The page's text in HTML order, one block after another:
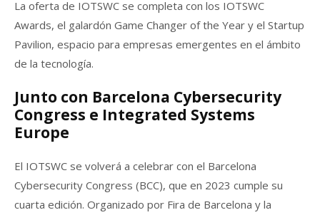
La oferta de IOTSWC se completa con los IOTSWC
Awards, el galardón Game Changer of the Year y el Startup
Pavilion, espacio para empresas emergentes en el ámbito
de la tecnología.
Junto con Barcelona Cybersecurity
Congress e Integrated Systems
Europe
El IOTSWC se volverá a celebrar con el Barcelona
Cybersecurity Congress (BCC), que en 2023 cumple su
cuarta edición. Organizado por Fira de Barcelona y la